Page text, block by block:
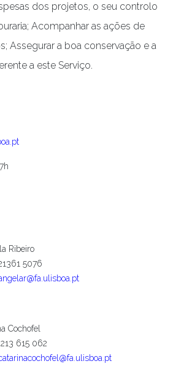
dos projetos, o seu controlo
Acompanhar as ações de
Assegurar a boa conservação e a
a este Serviço.
Ribeiro
5076
Cochofel
615 062